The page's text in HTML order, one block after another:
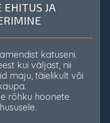
EHITUS JA
katuseni.
kui väljast, nii
maju, täielikult või
rõhku hoonete